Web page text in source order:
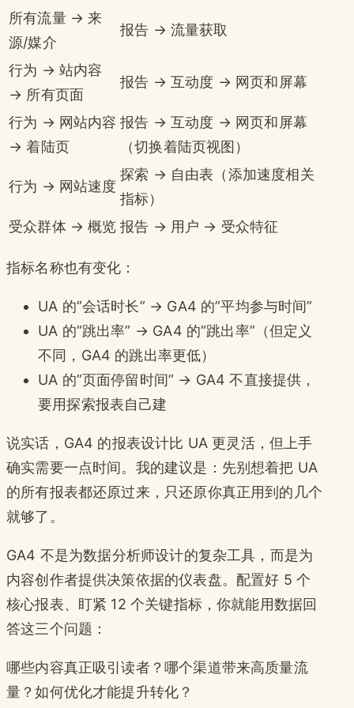
所有流量 → 来
源/媒介
报告 → 流量获取
行为 → 站内容
→ 所有页面
报告 → 互动度 → 网页和屏幕
行为 → 网站内容
→ 着陆页
报告 → 互动度 → 网页和屏幕
（切换着陆页视图）
行为 → 网站速度
探索 → 自由表（添加速度相关
指标）
受众群体 → 概览 报告 → 用户 → 受众特征
指标名称也有变化：
UA 的”会话时长” → GA4 的”平均参与时间”
UA 的”跳出率” → GA4 的”跳出率”（但定义
不同，GA4 的跳出率更低）
UA 的”页面停留时间” → GA4 不直接提供，
要用探索报表自己建
说实话，GA4 的报表设计比 UA 更灵活，但上手
确实需要一点时间。我的建议是：先别想着把 UA
的所有报表都还原过来，只还原你真正用到的几个
就够了。
GA4 不是为数据分析师设计的复杂工具，而是为
内容创作者提供决策依据的仪表盘。配置好 5 个
核心报表、盯紧 12 个关键指标，你就能用数据回
答这三个问题：
哪些内容真正吸引读者？哪个渠道带来高质量流
量？如何优化才能提升转化？